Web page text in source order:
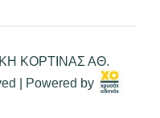
ΚΟΡΤΙΝΑΣ ΑΘ.
| Powered by